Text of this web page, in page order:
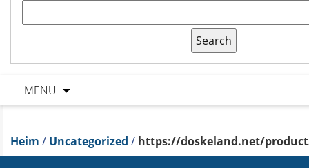
MENU
Heim / Uncategorized / https://doskeland.net/